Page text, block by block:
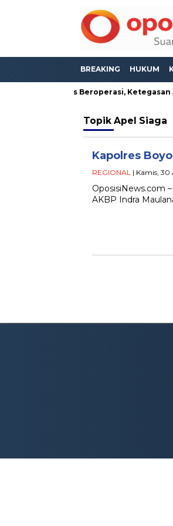
BREAKING HUKUM
Masih Bebas Beroperasi, Ketegasan
Topik Apel Siaga
Kapolres
REGIONAL | Kamis, 30
OposisiNews.com
AKBP Indra